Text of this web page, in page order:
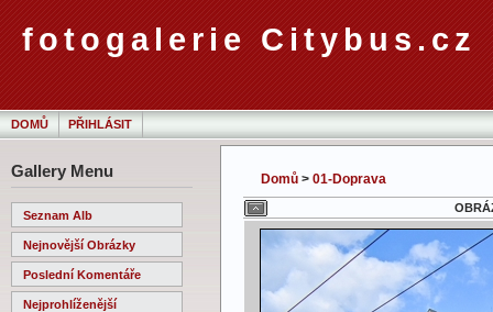
fotogalerie Citybus.cz
DOMŮ PŘIHLÁSIT
Gallery Menu
Seznam Alb
Nejnovější Obrázky
Poslední Komentáře
Nejprohlíženější
Domů > 01-Doprava